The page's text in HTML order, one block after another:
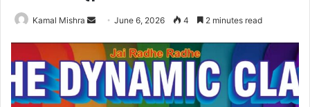
Kamal Mishra
Send
email
June 6, 2026 4 2 minutes read